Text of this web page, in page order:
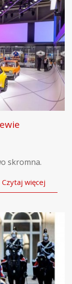
skromna.
Czytaj więcej